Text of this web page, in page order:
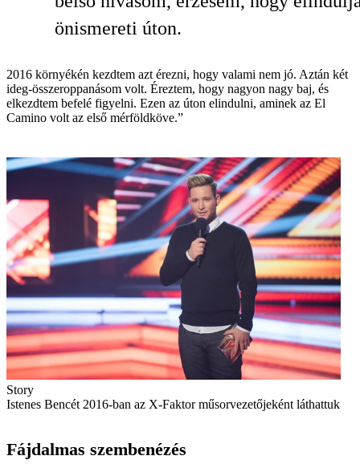
önismereti úton.
2016 környékén kezdtem azt érezni, hogy valami nem jó. Aztán két
ideg-összeroppanásom volt. Éreztem, hogy nagyon nagy baj, és
elkezdtem befelé figyelni. Ezen az úton elindulni, aminek az El
Camino volt az első mérföldköve.”
Story
Istenes Bencét 2016-ban az X-Faktor műsorvezetőjeként láthattuk
Fájdalmas szembenézés